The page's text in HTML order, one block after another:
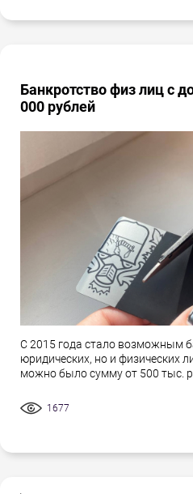
Банкротство физ лиц с
000 рублей
С 2015 года стало возможным
юридических, но и физических
можно было сумму от 500 тыс.
1677